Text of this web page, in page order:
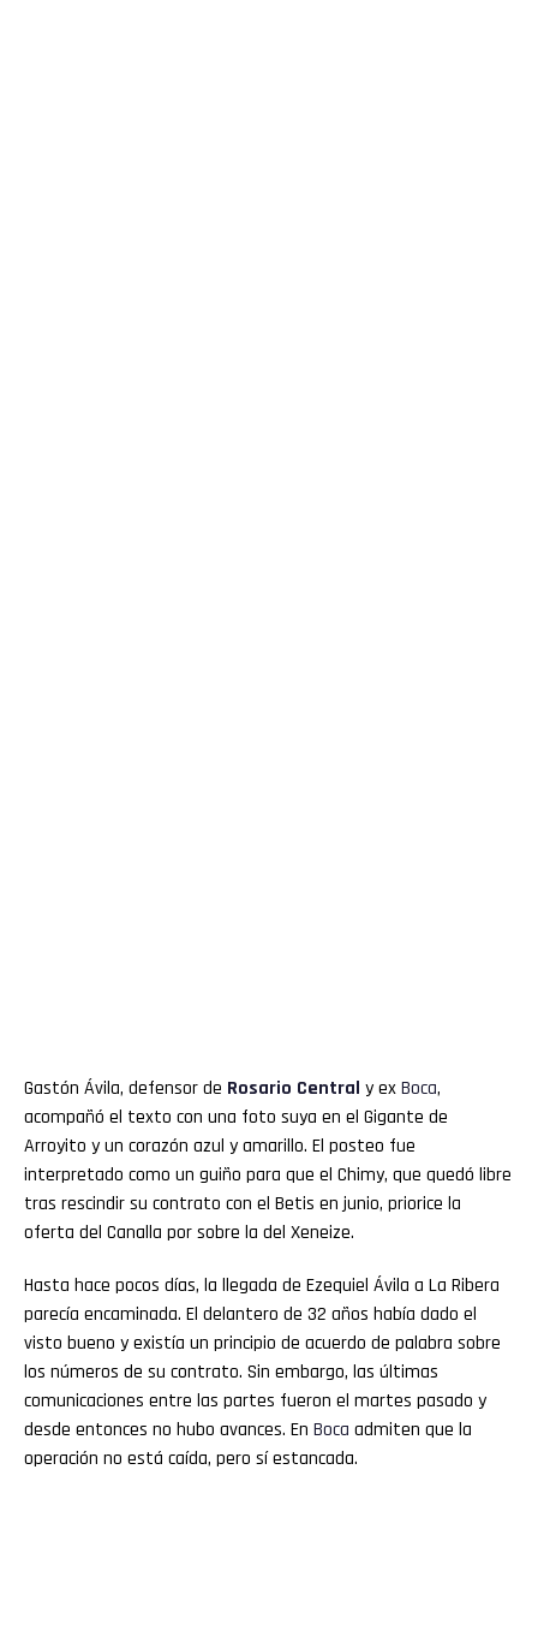
Gastón Ávila, defensor de Rosario Central y exBoca,
acompañó el texto con una foto suya en el Gigante de
Arroyito y un corazón azul y amarillo. El posteo fue
interpretado como un guiño para que el Chimy, que quedó libre
tras rescindir su contrato con el Betis en junio, priorice la
oferta del Canalla por sobre la del Xeneize.
Hasta hace pocos días, la llegada de Ezequiel Ávila a La Ribera
parecía encaminada. El delantero de 32 años había dado el
visto bueno y existía un principio de acuerdo de palabra sobre
los números de su contrato. Sin embargo, las últimas
comunicaciones entre las partes fueron el martes pasado y
desde entonces no hubo avances. En Boca admiten que la
operación no está caída, pero sí estancada.